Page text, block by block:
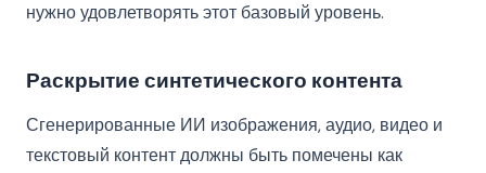
нужно удовлетворять этот базовый уровень.
Раскрытие синтетического контента
Сгенерированные ИИ изображения, аудио, видео и
текстовый контент должны быть помечены как